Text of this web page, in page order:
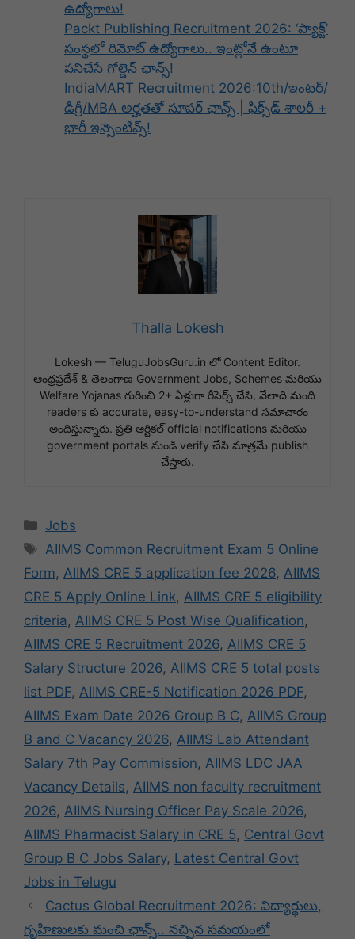
ఉద్యోగాలు!
Packt Publishing Recruitment 2026: ‘ప్యాక్ట్’
సంస్థలో రిమోట్ ఉద్యోగాలు.. ఇంట్లోనే ఉంటూ
పనిచేసే గోల్డెన్ ఛాన్స్!
IndiaMART Recruitment 2026:10th/ఇంటర్‌/
డిగ్రీ/MBA అర్హతతో సూపర్ ఛాన్స్ | ఫిక్స్‌డ్ శాలరీ +
భారీ ఇన్సెంటివ్స్!
Thalla Lokesh
Lokesh — TeluguJobsGuru.in లో Content Editor.
ఆంధ్రప్రదేశ్ & తెలంగాణ Government Jobs, Schemes మరియు
Welfare Yojanas గురించి 2+ ఏళ్లుగా రీసెర్చ్ చేసి, వేలాది మంది
readers కు accurate, easy-to-understand సమాచారం
అందిస్తున్నారు. ప్రతి ఆర్టికల్ official notifications మరియు
government portals నుండి verify చేసి మాత్రమే publish
చేస్తారు.
Categories
Jobs
Tags
AIIMS Common Recruitment Exam 5 Online
Form, AIIMS CRE 5 application fee 2026, AIIMS
CRE 5 Apply Online Link, AIIMS CRE 5 eligibility
criteria, AIIMS CRE 5 Post Wise Qualification,
AIIMS CRE 5 Recruitment 2026, AIIMS CRE 5
Salary Structure 2026, AIIMS CRE 5 total posts
list PDF, AIIMS CRE-5 Notification 2026 PDF,
AIIMS Exam Date 2026 Group B C, AIIMS Group
B and C Vacancy 2026, AIIMS Lab Attendant
Salary 7th Pay Commission, AIIMS LDC JAA
Vacancy Details, AIIMS non faculty recruitment
2026, AIIMS Nursing Officer Pay Scale 2026,
AIIMS Pharmacist Salary in CRE 5, Central Govt
Group B C Jobs Salary, Latest Central Govt
Jobs in Telugu
Cactus Global Recruitment 2026: విద్యార్థులు,
గృహిణులకు మంచి ఛాన్స్.. నచ్చిన సమయంలో